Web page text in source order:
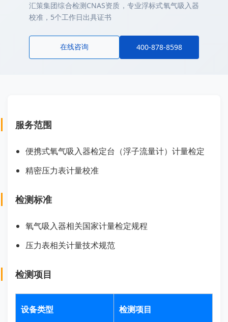
汇策集团综合检测CNAS资质，专业浮标式氧气吸入器
校准，5个工作日出具证书
在线咨询 400-878-8598
服务范围
便携式氧气吸入器检定台（浮子流量计）计量检定
精密压力表计量校准
检测标准
氧气吸入器相关国家计量检定规程
压力表相关计量技术规范
检测项目
设备类型 检测项目